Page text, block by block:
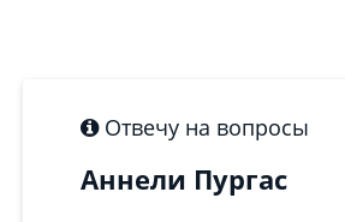
Отвечу на вопросы
Аннели Пургас